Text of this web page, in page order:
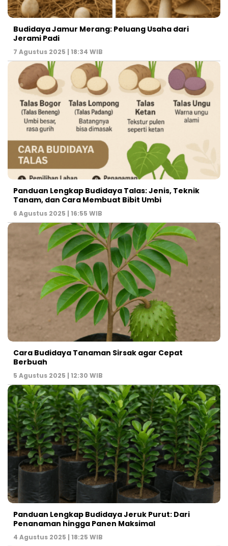
Budidaya Jamur Merang: Peluang Usaha dari
Jerami Padi
7 Agustus 2025 | 18:34 WIB
Panduan Lengkap Budidaya Talas: Jenis, Teknik
Tanam, dan Cara Membuat Bibit Umbi
6 Agustus 2025 | 16:55 WIB
Cara Budidaya Tanaman Sirsak agar Cepat
Berbuah
5 Agustus 2025 | 12:30 WIB
Panduan Lengkap Budidaya Jeruk Purut: Dari
Penanaman hingga Panen Maksimal
4 Agustus 2025 | 18:25 WIB